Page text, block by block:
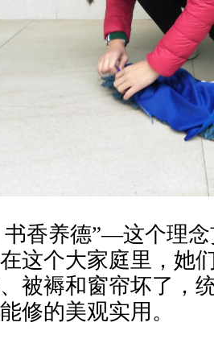
香养德”—这个理
这个大家庭里，她
被褥和窗帘坏了，
修的美观实用。